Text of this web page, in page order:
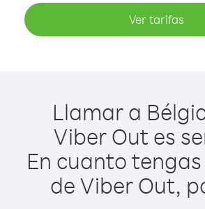
Ver tarifas
Llamar a
Viber Out es
En cuanto
de Viber Out,